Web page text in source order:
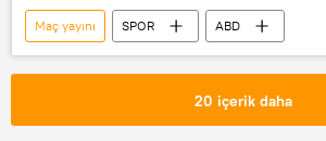
Maç yayını SPOR
ABD
Somali
UEFA Süper Kupa
tarihi maç
Hakem
20 içerik daha